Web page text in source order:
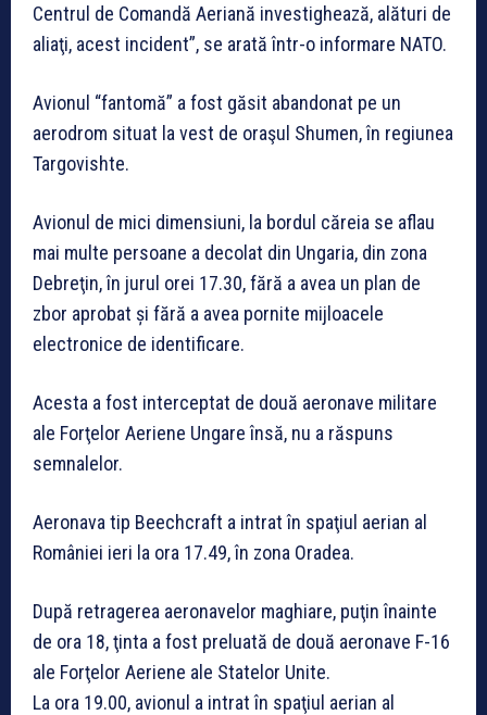
Centrul de Comandă Aeriană investighează, alături de
aliaţi, acest incident”, se arată într-o informare NATO.
Avionul “fantomă” a fost găsit abandonat pe un
aerodrom situat la vest de oraşul Shumen, în regiunea
Targovishte.
Avionul de mici dimensiuni, la bordul căreia se aflau
mai multe persoane a decolat din Ungaria, din zona
Debreţin, în jurul orei 17.30, fără a avea un plan de
zbor aprobat și fără a avea pornite mijloacele
electronice de identificare.
Acesta a fost interceptat de două aeronave militare
ale Forţelor Aeriene Ungare însă, nu a răspuns
semnalelor.
Aeronava tip Beechcraft a intrat în spaţiul aerian al
României ieri la ora 17.49, în zona Oradea.
După retragerea aeronavelor maghiare, puţin înainte
de ora 18, ţinta a fost preluată de două aeronave F-16
ale Forţelor Aeriene ale Statelor Unite.
La ora 19.00, avionul a intrat în spaţiul aerian al